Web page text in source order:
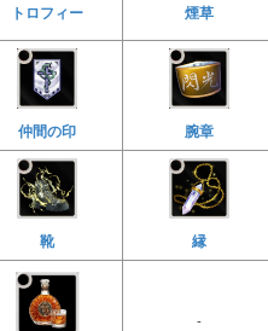
トロフィー 煙草
仲間の印 腕章
靴 縁
-